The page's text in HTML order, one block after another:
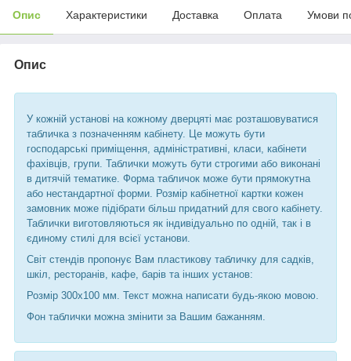
Опис Характеристики Доставка Оплата Умови
Опис
У кожній установі на кожному дверцяті має розташовуватися
табличка з позначенням кабінету. Це можуть бути
господарські приміщення, адміністративні, класи, кабінети
фахівців, групи. Таблички можуть бути строгими або виконані
в дитячій тематике. Форма табличок може бути прямокутна
або нестандартної форми. Розмір кабінетної картки кожен
замовник може підібрати більш придатний для свого кабінету.
Таблички виготовляються як індивідуально по одній, так і в
єдиному стилі для всієї установи.
Світ стендів пропонує Вам пластикову табличку для садків,
шкіл, ресторанів, кафе, барів та інших установ:
Розмір 300х100 мм. Текст можна написати будь-якою мовою.
Фон таблички можна змінити за Вашим бажанням.